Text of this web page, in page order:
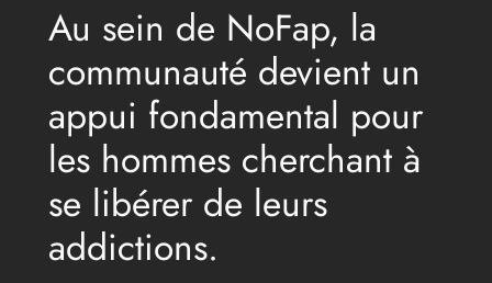
Au sein de NoFap, la
communauté devient un
appui fondamental pour
les hommes cherchant à
se libérer de leurs
addictions.